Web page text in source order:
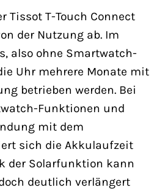
Tissot T-Touch Connect
der Nutzung ab. Im
also ohne Smartwatch-
Uhr mehrere Monate mit
betrieben werden. Bei
Funktionen und
mit dem
sich die Akkulaufzeit
der Solarfunktion kann
deutlich verlängert